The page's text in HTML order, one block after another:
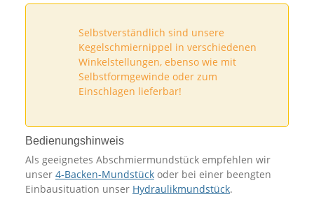
Selbstverständlich sind unsere
Kegelschmiernippel in verschiedenen
Winkelstellungen, ebenso wie mit
Selbstformgewinde oder zum
Einschlagen lieferbar!
Bedienungshinweis
Als geeignetes Abschmiermundstück empfehlen wir
unser 4-Backen-Mundstück oder bei einer beengten
Einbausituation unser Hydraulikmundstück.